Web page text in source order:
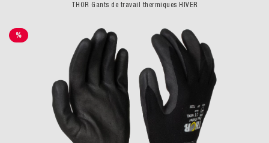
THOR Gants de travail thermiques HIVER
%